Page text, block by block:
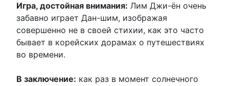
Игра, достойная внимания: Лим Джи-ён очень
забавно играет Дан-шим, изображая
совершенно не в своей стихии, как это часто
бывает в корейских дорамах о путешествиях
во времени.
В заключение: как раз в момент солнечного